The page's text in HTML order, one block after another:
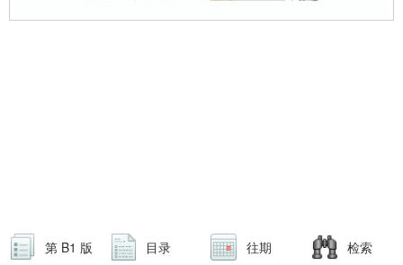
第 B1 版 目录 往期 检索